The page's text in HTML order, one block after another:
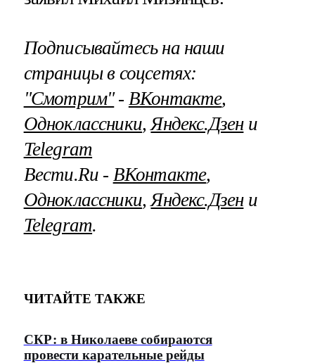
Подписывайтесь на наши
страницы в соцсетях:
"Смотрим"‐ ВКонтакте,
Одноклассники,Яндекс.Дзени
Telegram
Вести.Ru ‐ ВКонтакте,
Одноклассники,Яндекс.Дзени
Telegram.
ЧИТАЙТЕ ТАКЖЕ
СКР: в Николаеве собираются
провести карательные рейды